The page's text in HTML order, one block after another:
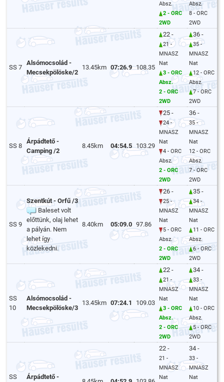
Absz.
2 - ORC
2WD
Absz.
8 - ORC
2WD
SS 7
Alsómocsolád -
Mecsekpölöske/2
13.45km 07:26.9 108.35
22 -
21 -
MNASZ
Nat
3 - ORC
Absz.
2 - ORC
2WD
36 -
35 -
MNASZ
Nat
12 - ORC
Absz.
7 - ORC
2WD
SS 8
Árpádtető -
Camping /2
8.45km 04:54.5 103.29
25 -
24 -
MNASZ
Nat
4 - ORC
Absz.
2 - ORC
2WD
36 -
35 -
MNASZ
Nat
12 - ORC
Absz.
7 - ORC
2WD
SS 9
Szentkút - Orfű /3
Baleset volt
előttünk, olaj lehet
a pályán. Nem
lehet így
közlekedni.
8.40km 05:09.0 97.86
26 -
25 -
MNASZ
Nat
5 - ORC
Absz.
2 - ORC
2WD
35 -
34 -
MNASZ
Nat
11 - ORC
Absz.
6 - ORC
2WD
SS
10
Alsómocsolád -
Mecsekpölöske/3
13.45km 07:24.1 109.03
22 -
21 -
MNASZ
Nat
3 - ORC
Absz.
2 - ORC
2WD
34 -
33 -
MNASZ
Nat
10 - ORC
Absz.
5 - ORC
2WD
SS Árpádtető -
22 -
21 -
MNASZ
Nat
34 -
33 -
MNASZ
Nat